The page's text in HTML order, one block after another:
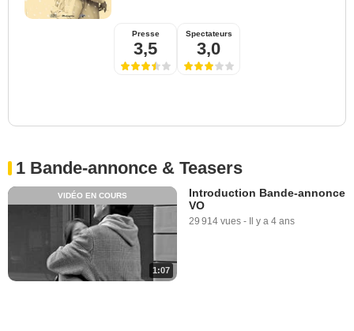
Presse
3,5
Spectateurs
3,0
1 Bande-annonce & Teasers
1:07
VIDÉO EN COURS
Introduction Bande-annonce
VO
29 914 vues - Il y a 4 ans